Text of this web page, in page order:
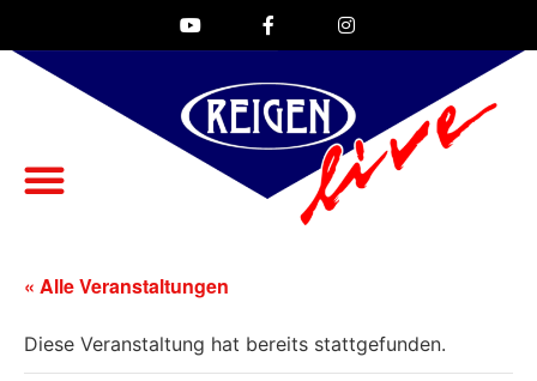
« Alle Veranstaltungen
Diese Veranstaltung hat bereits stattgefunden.